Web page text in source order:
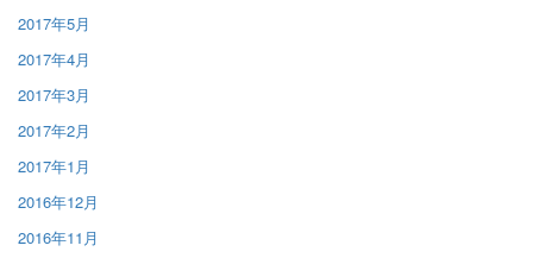
2017年5月
2017年4月
2017年3月
2017年2月
2017年1月
2016年12月
2016年11月